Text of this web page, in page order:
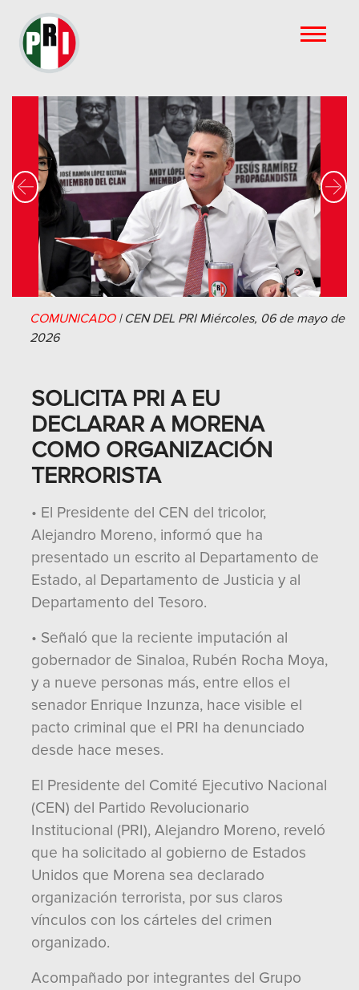
Previous Next
COMUNICADO| CEN DEL PRI Miércoles, 06 de mayo de
2026
SOLICITA PRI A EU
DECLARAR A MORENA
COMO ORGANIZACIÓN
TERRORISTA
• El Presidente del CEN del tricolor,
Alejandro Moreno, informó que ha
presentado un escrito al Departamento de
Estado, al Departamento de Justicia y al
Departamento del Tesoro.
• Señaló que la reciente imputación al
gobernador de Sinaloa, Rubén Rocha Moya,
y a nueve personas más, entre ellos el
senador Enrique Inzunza, hace visible el
pacto criminal que el PRI ha denunciado
desde hace meses.
El Presidente del Comité Ejecutivo Nacional
(CEN) del Partido Revolucionario
Institucional (PRI), Alejandro Moreno, reveló
que ha solicitado al gobierno de Estados
Unidos que Morena sea declarado
organización terrorista, por sus claros
vínculos con los cárteles del crimen
organizado.
Acompañado por integrantes del Grupo